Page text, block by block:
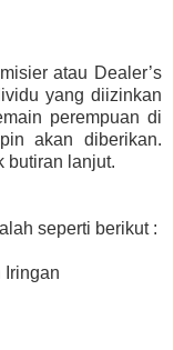
atau Dealer’s
yang diizinkan
perempuan di
akan diberikan.
butiran lanjut.
seperti berikut :
Iringan